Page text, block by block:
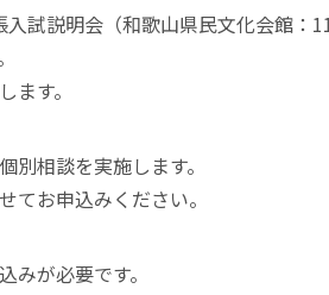
説明会（和歌山県民文化会館：11
す。
相談を実施します。
てお申込みください。
が必要です。